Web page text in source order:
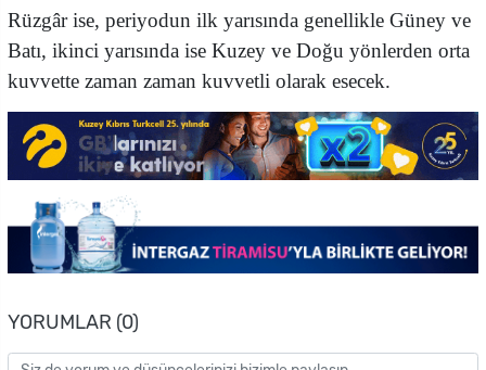
Rüzgâr ise, periyodun ilk yarısında genellikle Güney ve
Batı, ikinci yarısında ise Kuzey ve Doğu yönlerden orta
kuvvette zaman zaman kuvvetli olarak esecek.
YORUMLAR (0)